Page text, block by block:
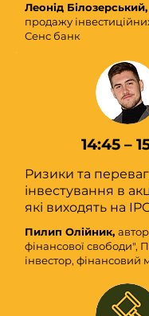
Леонід Білозерський,
продажу
Сенс банк
14:45 –
Ризики та
інвестування в
які виходять на
Пилип Олійник,
фінансової свободи",
інвестор, фінансовий